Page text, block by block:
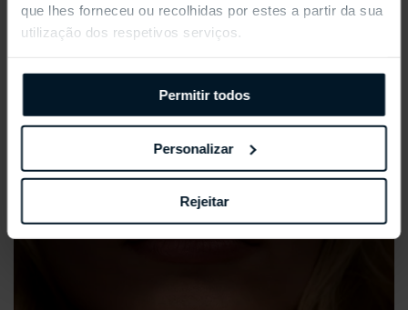
que lhes forneceu ou recolhidas por estes a partir da sua
utilização dos respetivos serviços.
Permitir todos
Personalizar
Rejeitar
REPOSSI ANTIFER